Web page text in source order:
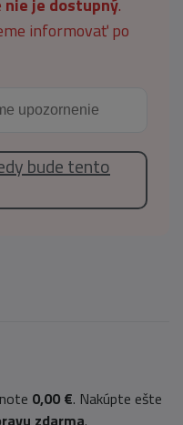
nie je dostupný.
informovať po
bude tento
0,00 €. Nakúpte ešte